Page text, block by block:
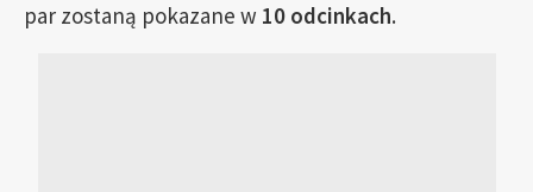
par zostaną pokazane w 10 odcinkach.